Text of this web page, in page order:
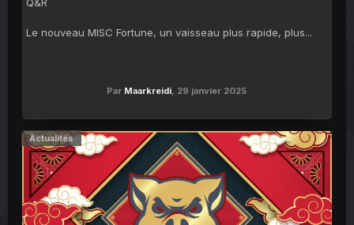
Le nouveau MISC Fortune, un vaisseau plus rapide, plus...
Par Maarkreidi, 29 janvier 2025
Actualités